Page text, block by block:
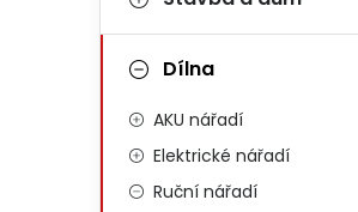
Dílna
AKU nářadí
Elektrické nářadí
Ruční nářadí